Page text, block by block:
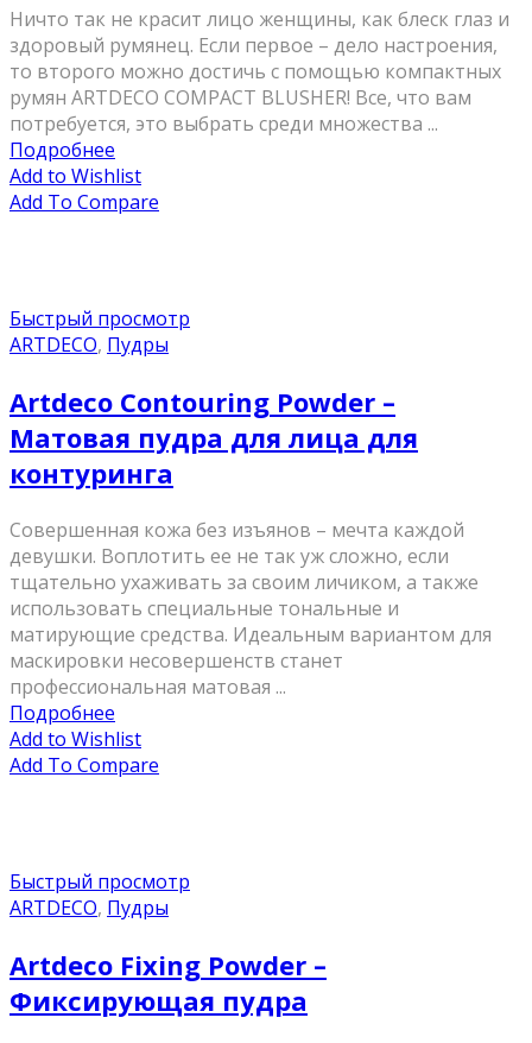
Ничто так не красит лицо женщины, как блеск глаз и
здоровый румянец. Если первое – дело настроения,
то второго можно достичь с помощью компактных
румян ARTDECO COMPACT BLUSHER! Все, что вам
потребуется, это выбрать среди множества ...
Подробнее
Add to Wishlist
Add To Compare
Быстрый просмотр
ARTDECO, Пудры
Artdeco Contouring Powder –
Матовая пудра для лица для
контуринга
Совершенная кожа без изъянов – мечта каждой
девушки. Воплотить ее не так уж сложно, если
тщательно ухаживать за своим личиком, а также
использовать специальные тональные и
матирующие средства. Идеальным вариантом для
маскировки несовершенств станет
профессиональная матовая ...
Подробнее
Add to Wishlist
Add To Compare
Быстрый просмотр
ARTDECO, Пудры
Artdeco Fixing Powder –
Фиксирующая пудра